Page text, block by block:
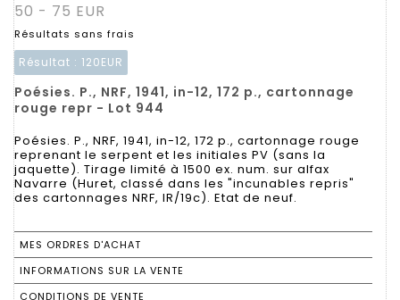
50 - 75 EUR
Résultats sans frais
Résultat : 120EUR
Poésies. P., NRF, 1941, in-12, 172 p., cartonnage
rouge repr - Lot 944
Poésies. P., NRF, 1941, in-12, 172 p., cartonnage rouge
reprenant le serpent et les initiales PV (sans la
jaquette). Tirage limité à 1500 ex. num. sur alfax
Navarre (Huret, classé dans les "incunables repris"
des cartonnages NRF, IR/19c). Etat de neuf.
MES ORDRES D'ACHAT
INFORMATIONS SUR LA VENTE
CONDITIONS DE VENTE